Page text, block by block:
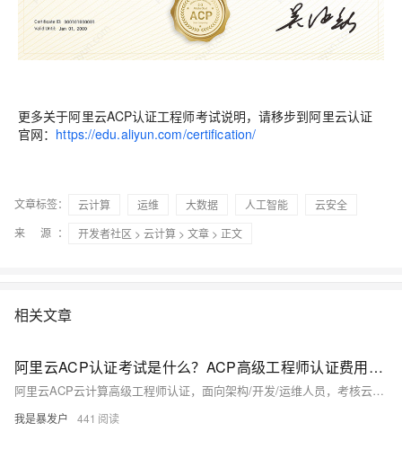
更多关于阿里云ACP认证工程师考试说明，请移步到阿里云认证
官网： https://edu.aliyun.com/certification/
文章标签： 云计算 运维 大数据 人工智能
云安全
来 源：
开发者社区 > 云计算 > 文章 > 正文
相关文章
阿里云ACP认证考试是什么？ACP高级工程师认证费用、考试大纲下载及问题解答FAQ
阿里云ACP云计算高级工程师认证，面向架构/开发/运维人员，考核云架构设计能力。考试线下进行，120分钟、100分制（80分及格），含单选与多选。官方价1200元/次（活动价840元）。含课程、实验、大纲等全套学习资源。阿里云认证官网：https://t.aliyun.com/U/cLcbll
我是暴发户 441